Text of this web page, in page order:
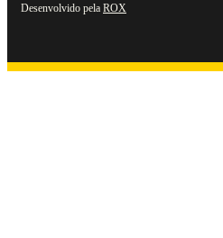
Desenvolvido pela ROX